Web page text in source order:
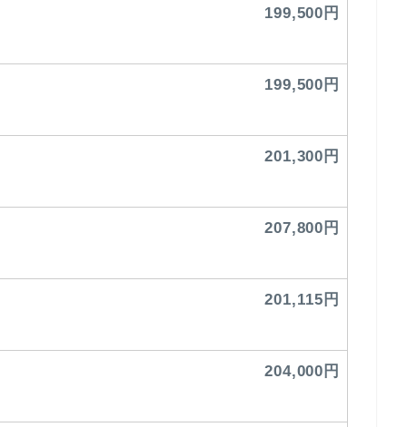
199,500円
199,500円
201,300円
207,800円
201,115円
204,000円